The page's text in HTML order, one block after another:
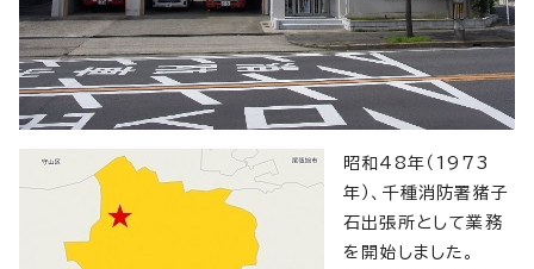
昭和48年（1973
年）、千種消防署猪子
石出張所として業務
を開始しました。